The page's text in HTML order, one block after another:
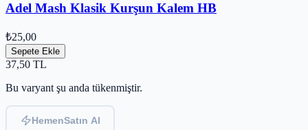
Adel Mash Klasik Kurşun Kalem HB
₺25,00
Sepete Ekle
37,50 TL
Bu varyant şu anda tükenmiştir.
HemenSatın Al